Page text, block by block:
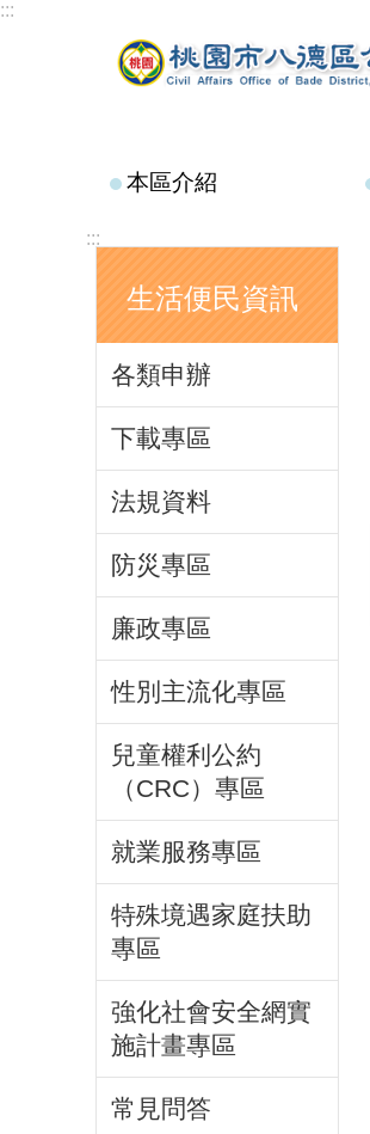
跳到主要內容區塊
:::
本區介紹
:::
生活便民資訊
各類申辦
下載專區
法規資料
防災專區
廉政專區
性別主流化專區
兒童權利公約
（CRC）專區
就業服務專區
特殊境遇家庭扶助
專區
強化社會安全網實
施計畫專區
常見問答